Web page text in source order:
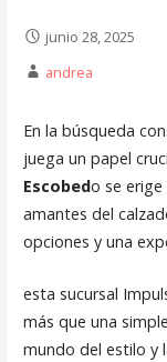
junio 28, 2025
andrea
En la búsqueda
juega un papel
Escobedo se
amantes del
opciones y una
esta sucursal
más que una
mundo del estilo y